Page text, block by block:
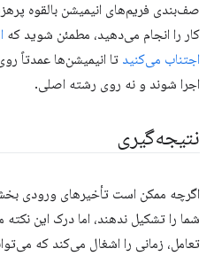
صف‌بندی فریم‌های انیمیشن بالقوه
کار را انجام می‌دهید، مطمئن شوید که
اجتناب می‌کنید
اجرا شوند و نه روی رشته اصلی.
نتیجه‌گیری
اگرچه ممکن است تأخیرهای ورودی
شما را تشکیل ندهند، اما درک این
تعامل، زمانی را اشغال می‌کند که